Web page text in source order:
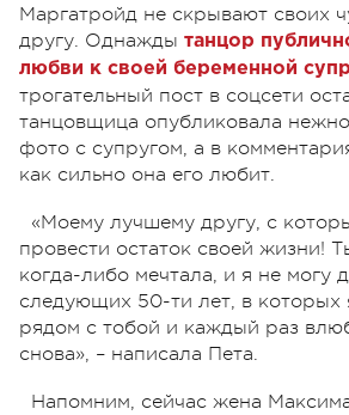
Маргатройд не скрывают своих
другу. Однажды танцор
любви к своей беременной
трогательный пост в соцсети
танцовщица опубликовала
фото с супругом, а в
как сильно она его любит.
«Моему лучшему другу, с
провести остаток своей жизни!
когда-либо мечтала, и я не могу
следующих 50-ти лет, в которых
рядом с тобой и каждый раз
снова», – написала Пета.
Напомним, сейчас жена